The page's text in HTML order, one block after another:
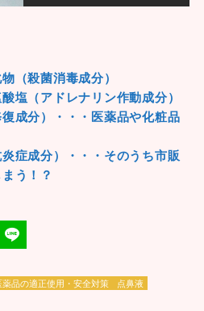
（殺菌消毒成分）
塩（アドレナリン作動成分）
成分）・・・医薬品や化粧品
症成分）・・・そのうち市販
う！？
薬品の適正使用・安全対策 点鼻液